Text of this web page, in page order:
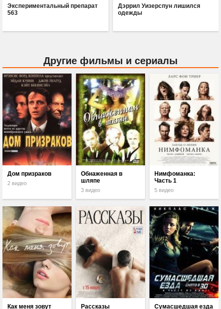
Экспериментальный препарат
563
Дэррил Уизерспун лишился
одежды
Другие фильмы и сериалы
Дом призраков
2 видео
Обнаженная в
шляпе
3 видео
Нимфоманка:
Часть 1
5 видео
Как меня зовут Рассказы Сумасшедшая езда